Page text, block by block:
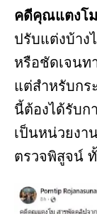
คดีคุณแตงโม
ปรับแต่งบ้าง
หรือชัดเจนท
แต่สำหรับกร
นี้ต้องได้รับก
เป็นหน่วยงา
ตรวจพิสูจน์